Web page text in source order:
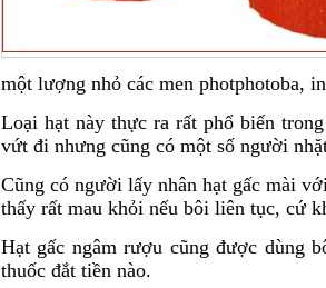
một lượng nhỏ các men photphotoba,
Loại hạt này thực ra rất phổ biến
vứt đi nhưng cũng có một số người
Cũng có người lấy nhân hạt gấc mài
thấy rất mau khỏi nếu bôi liên tục, cứ
Hạt gấc ngâm rượu cũng được dùng
thuốc đắt tiền nào.